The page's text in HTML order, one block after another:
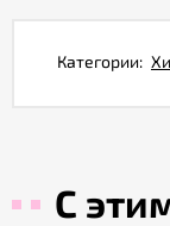
Категории:
С